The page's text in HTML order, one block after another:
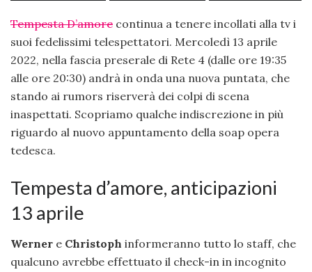
Tempesta D’amore continua a tenere incollati alla tv i
suoi fedelissimi telespettatori. Mercoledì 13 aprile
2022, nella fascia preserale di Rete 4 (dalle ore 19:35
alle ore 20:30) andrà in onda una nuova puntata, che
stando ai rumors riserverà dei colpi di scena
inaspettati. Scopriamo qualche indiscrezione in più
riguardo al nuovo appuntamento della soap opera
tedesca.
Tempesta d’amore, anticipazioni
13 aprile
Werner e Christoph informeranno tutto lo staff, che
qualcuno avrebbe effettuato il check-in in incognito